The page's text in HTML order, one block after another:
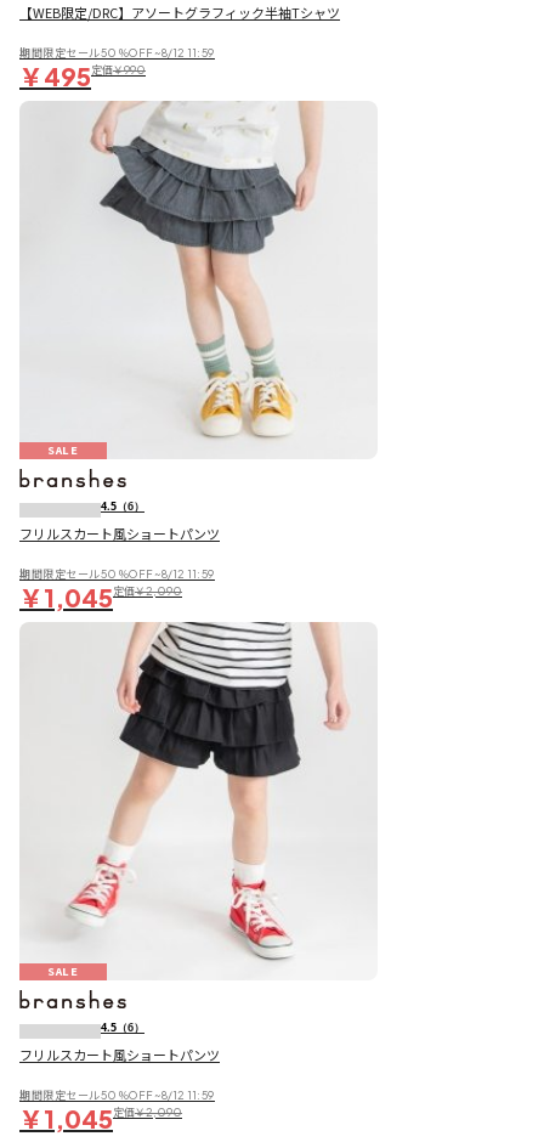
【WEB限定/DRC】アソートグラフィック半袖Tシャツ
期間限定セール50％OFF~8/12 11:59
￥495定価￥990
SALE
4.5 （6）
フリルスカート風ショートパンツ
期間限定セール50％OFF~8/12 11:59
￥1,045定価￥2,090
SALE
4.5 （6）
フリルスカート風ショートパンツ
期間限定セール50％OFF~8/12 11:59
￥1,045定価￥2,090